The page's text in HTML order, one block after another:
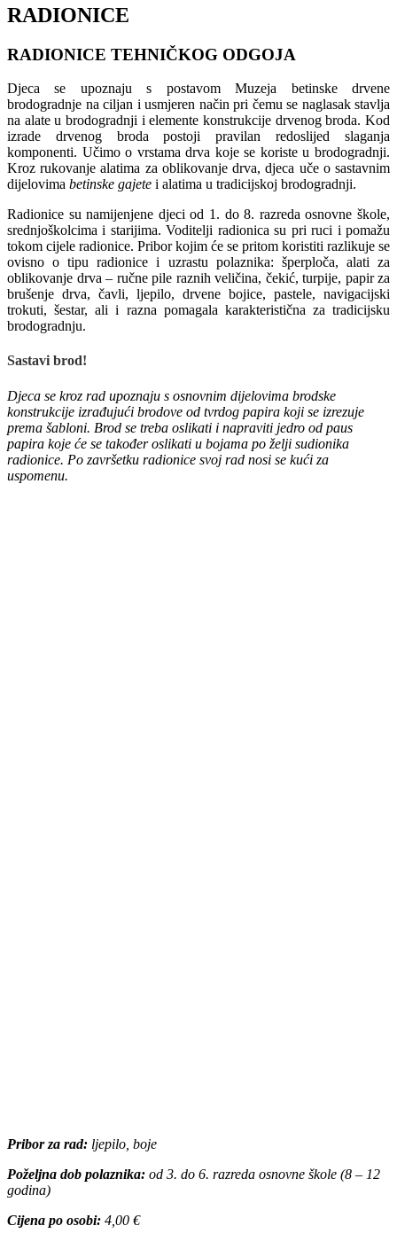
RADIONICE
RADIONICE TEHNIČKOG ODGOJA
Djeca se upoznaju s postavom Muzeja betinske drvene
brodogradnje na ciljan i usmjeren način pri čemu se naglasak stavlja
na alate u brodogradnji i elemente konstrukcije drvenog broda. Kod
izrade drvenog broda postoji pravilan redoslijed slaganja
komponenti. Učimo o vrstama drva koje se koriste u brodogradnji.
Kroz rukovanje alatima za oblikovanje drva, djeca uče o sastavnim
dijelovima betinske gajete i alatima u tradicijskoj brodogradnji.
Radionice su namijenjene djeci od 1. do 8. razreda osnovne škole,
srednjoškolcima i starijima. Voditelji radionica su pri ruci i pomažu
tokom cijele radionice. Pribor kojim će se pritom koristiti razlikuje se
ovisno o tipu radionice i uzrastu polaznika: šperploča, alati za
oblikovanje drva – ručne pile raznih veličina, čekić, turpije, papir za
brušenje drva, čavli, ljepilo, drvene bojice, pastele, navigacijski
trokuti, šestar, ali i razna pomagala karakteristična za tradicijsku
brodogradnju.
Sastavi brod!
Djeca se kroz rad upoznaju s osnovnim dijelovima brodske
konstrukcije izrađujući brodove od tvrdog papira koji se izrezuje
prema šabloni. Brod se treba oslikati i napraviti jedro od paus
papira koje će se također oslikati u bojama po želji sudionika
radionice. Po završetku radionice svoj rad nosi se kući za
uspomenu.
Pribor za rad: ljepilo, boje
Poželjna dob polaznika: od 3. do 6. razreda osnovne škole (8 – 12
godina)
Cijena po osobi: 4,00 €